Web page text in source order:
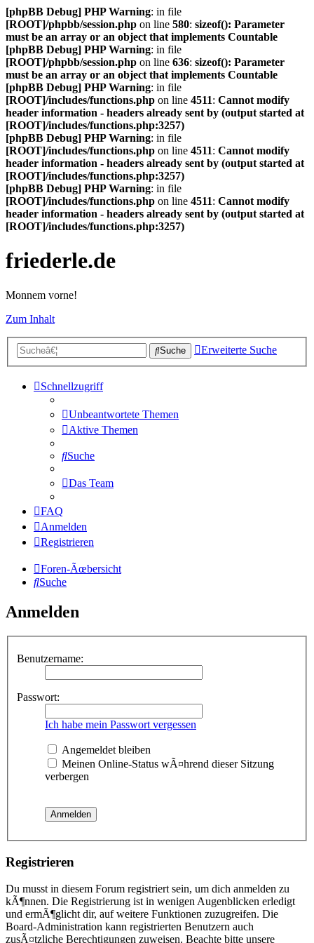
[phpBB Debug] PHP Warning: in file
[ROOT]/phpbb/session.php on line 580: sizeof(): Parameter
must be an array or an object that implements Countable
[phpBB Debug] PHP Warning: in file
[ROOT]/phpbb/session.php on line 636: sizeof(): Parameter
must be an array or an object that implements Countable
[phpBB Debug] PHP Warning: in file
[ROOT]/includes/functions.php on line 4511: Cannot modify
header information - headers already sent by (output started at
[ROOT]/includes/functions.php:3257)
[phpBB Debug] PHP Warning: in file
[ROOT]/includes/functions.php on line 4511: Cannot modify
header information - headers already sent by (output started at
[ROOT]/includes/functions.php:3257)
[phpBB Debug] PHP Warning: in file
[ROOT]/includes/functions.php on line 4511: Cannot modify
header information - headers already sent by (output started at
[ROOT]/includes/functions.php:3257)
friederle.de
Monnem vorne!
Zum Inhalt
Suche Erweiterte Suche
Schnellzugriff
Unbeantwortete Themen
Aktive Themen
Suche
Das Team
FAQ
Anmelden
Registrieren
Foren-Ãœbersicht
Suche
Anmelden
Benutzername:
Passwort:
Ich habe mein Passwort vergessen
Angemeldet bleiben
Meinen Online-Status wÃ¤hrend dieser Sitzung
verbergen
Registrieren
Du musst in diesem Forum registriert sein, um dich anmelden zu
kÃ¶nnen. Die Registrierung ist in wenigen Augenblicken erledigt
und ermÃ¶glicht dir, auf weitere Funktionen zuzugreifen. Die
Board-Administration kann registrierten Benutzern auch
zusÃ¤tzliche Berechtigungen zuweisen. Beachte bitte unsere